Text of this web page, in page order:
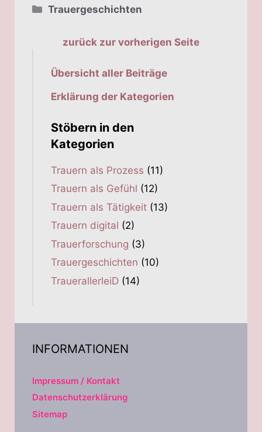
Kategorien
Trauergeschichten
zurück zur vorherigen Seite
Übersicht aller Beiträge
Erklärung der Kategorien
Stöbern in den
Kategorien
Trauern als Prozess (11)
Trauern als Gefühl (12)
Trauern als Tätigkeit (13)
Trauern digital (2)
Trauerforschung (3)
Trauergeschichten (10)
TrauerallerleiD (14)
INFORMATIONEN
Impressum / Kontakt
Datenschutzerklärung
Sitemap